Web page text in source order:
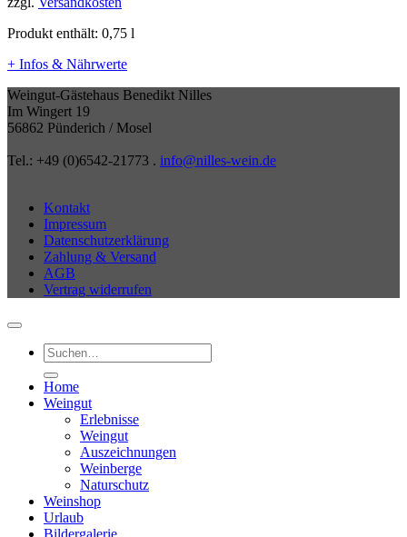
Produkt enthält: 0,75 l
+ Infos & Nährwerte
Weingut-Gästehaus Benedikt Nilles
Im Wingert 19
56862 Pünderich / Mosel
Tel.: +49 (0)6542-21773 . info@nilles-wein.de
Kontakt
Impressum
Datenschutzerklärung
Zahlung & Versand
AGB
Vertrag widerrufen
Suchen
nach:
Home
Weingut
Erlebnisse
Weingut
Auszeichnungen
Weinberge
Naturschutz
Weinshop
Urlaub